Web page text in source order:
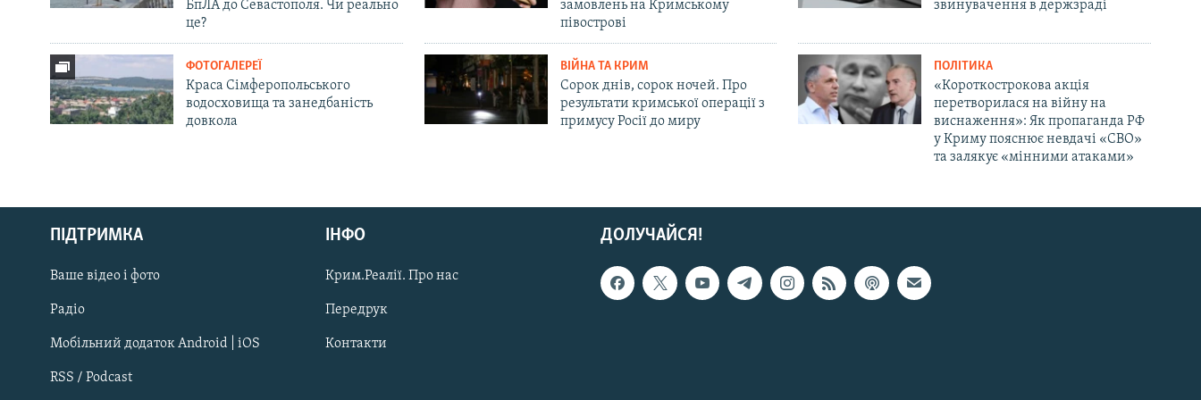
Русский
Qırımtatar
ДОЛУЧАЙСЯ!
БпЛА до Севастополя. Чи реально
це?
замовлень на Кримському
півострові
звинувачення в держзраді
ФОТОГАЛЕРЕЇ
Краса Сімферопольського
водосховища та занедбаність
довкола
ВІЙНА ТА КРИМ
Сорок днів, сорок ночей. Про
результати кримської операції з
примусу Росії до миру
ПОЛІТИКА
«Короткострокова акція
перетворилася на війну на
виснаження»: Як пропаганда РФ
у Криму пояснює невдачі «СВО»
та залякує «мінними атаками»
ДОЛУЧАЙСЯ!
ПІДТРИМКА
Ваше відео і фото
Радіо
Мобільний додаток Android | iOS
RSS / Podcast
ІНФО
Крим.Реалії. Про нас
Передрук
Контакти